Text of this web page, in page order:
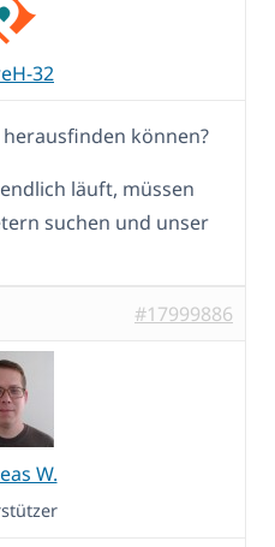
32
herausfinden können?
läuft, müssen
suchen und unser
#17999886
W.